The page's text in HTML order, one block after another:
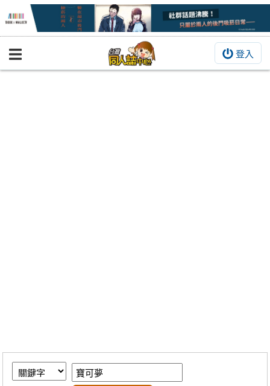
登入
BOOKY書集倉庫
繪圖藝廊
交流中心